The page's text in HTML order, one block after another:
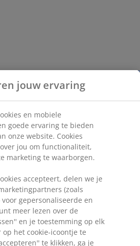
jouw ervaring
en mobiele
goede ervaring te bieden
onze website. Cookies
jou om functionaliteit,
marketing te waarborgen.
accepteert, delen we je
(zoals
voor gepersonaliseerde en
meer lezen over de
en je toestemming op elk
het cookie-icoontje te
te klikken, ga je